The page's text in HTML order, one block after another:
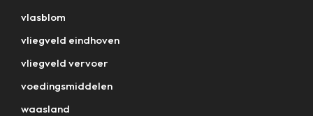
vlasblom
vliegveld eindhoven
vliegveld vervoer
voedingsmiddelen
waasland